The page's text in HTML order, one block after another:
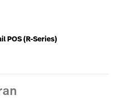
POS (R-Series)